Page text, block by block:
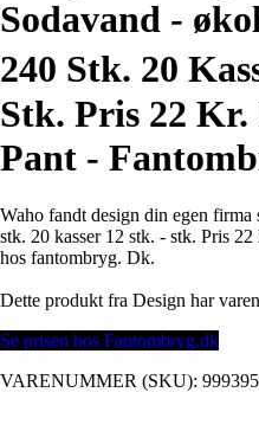
Sodavand -
240 Stk. 20
Stk. Pris 22
Pant -
Waho fandt design din egen
stk. 20 kasser 12 stk. - stk. Pris
hos fantombryg. Dk.
Dette produkt fra Design har
Se prisen hos Fantombryg.dk
VARENUMMER (SKU):